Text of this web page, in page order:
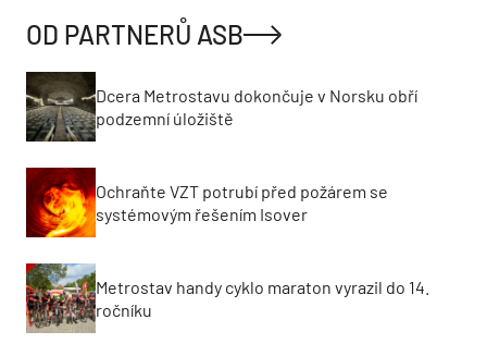
OD PARTNERŮ ASB
Dcera Metrostavu dokončuje v Norsku obří
podzemní úložiště
Ochraňte VZT potrubí před požárem se
systémovým řešením Isover
Metrostav handy cyklo maraton vyrazil do 14.
ročníku